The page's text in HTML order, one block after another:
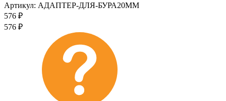
Артикул: АДАПТЕР-ДЛЯ-БУРА20ММ
576 ₽
576 ₽